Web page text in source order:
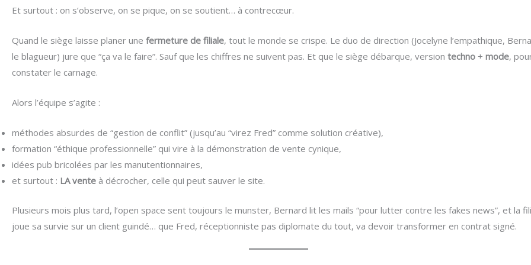
Et surtout : on s’observe, on se pique, on se soutient… à contrecœur.
Quand le siège laisse planer une fermeture de filiale, tout le monde se crispe. Le duo de direction (Jocelyne l’empathique,
le blagueur) jure que “ça va le faire”. Sauf que les chiffres ne suivent pas. Et que le siège débarque, version techno + mode,
constater le carnage.
Alors l’équipe s’agite :
méthodes absurdes de “gestion de conflit” (jusqu’au “virez Fred” comme solution créative),
formation “éthique professionnelle” qui vire à la démonstration de vente cynique,
idées pub bricolées par les manutentionnaires,
et surtout : LA vente à décrocher, celle qui peut sauver le site.
Plusieurs mois plus tard, l’open space sent toujours le munster, Bernard lit les mails “pour lutter contre les fakes news”, et la
joue sa survie sur un client guindé… que Fred, réceptionniste pas diplomate du tout, va devoir transformer en contrat signé.